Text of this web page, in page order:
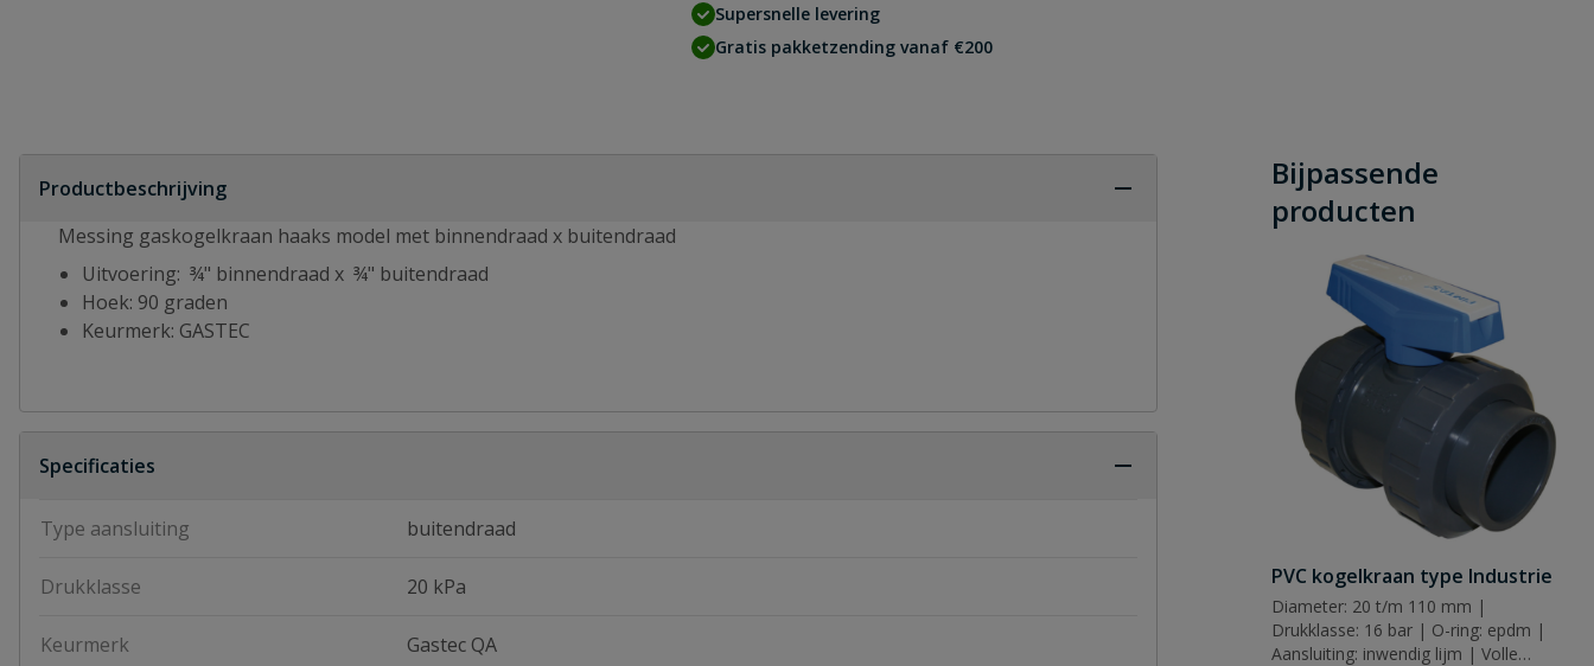
Supersnelle levering
Gratis pakketzending vanaf €200
Productbeschrijving
Messing gaskogelkraan haaks model met binnendraad x buitendraad
Uitvoering: ¾" binnendraad x ¾" buitendraad
Hoek: 90 graden
Keurmerk: GASTEC
Specificaties
Type aansluiting buitendraad
Drukklasse 20 kPa
Keurmerk Gastec QA
Bijpassende
producten
PVC kogelkraan type Industrie
Diameter: 20 t/m 110 mm |
Drukklasse: 16 bar | O-ring: epdm |
Aansluiting: inwendig lijm | Volle